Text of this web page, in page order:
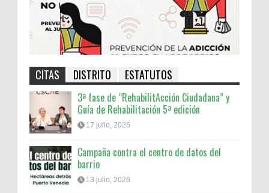
CITAS DISTRITO ESTATUTOS
3ª fase de “RehabilitAcción Ciudadana” y
Guía de Rehabilitación 5ª edición
17 julio, 2026
Campaña contra el centro de datos del
barrio
13 julio, 2026